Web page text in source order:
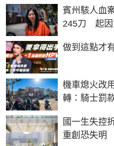
賓州駭人血
245刀 起因
做到這點才
PR
機車熄火改
轉：騎士罰
國一生失控
重創恐失明